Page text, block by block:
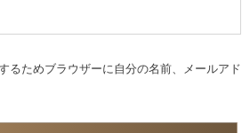
るためブラウザーに自分の名前、メールアド